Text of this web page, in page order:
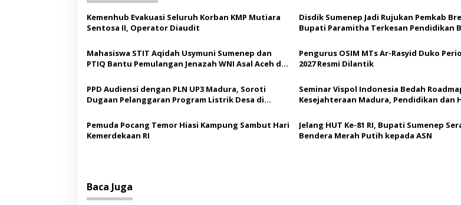
a
s
i
p
s
Kemenhub Evakuasi Seluruh Korban KMP Mutiara
Sentosa II, Operator Diaudit
Disdik Sumenep Jadi Rujukan Pemkab
Bupati Paramitha Terkesan Pendidikan
Mahasiswa STIT Aqidah Usymuni Sumenep dan
PTIQ Bantu Pemulangan Jenazah WNI Asal Aceh di
Pengurus OSIM MTs Ar-Rasyid Duko
2027 Resmi Dilantik
PPD Audiensi dengan PLN UP3 Madura, Soroti
Dugaan Pelanggaran Program Listrik Desa di
Seminar Vispol Indonesia Bedah
Kesejahteraan Madura, Pendidikan dan
Pemuda Pocang Temor Hiasi Kampung Sambut Hari
Kemerdekaan RI
Jelang HUT Ke-81 RI, Bupati Sumenep
Bendera Merah Putih kepada ASN
Baca Juga